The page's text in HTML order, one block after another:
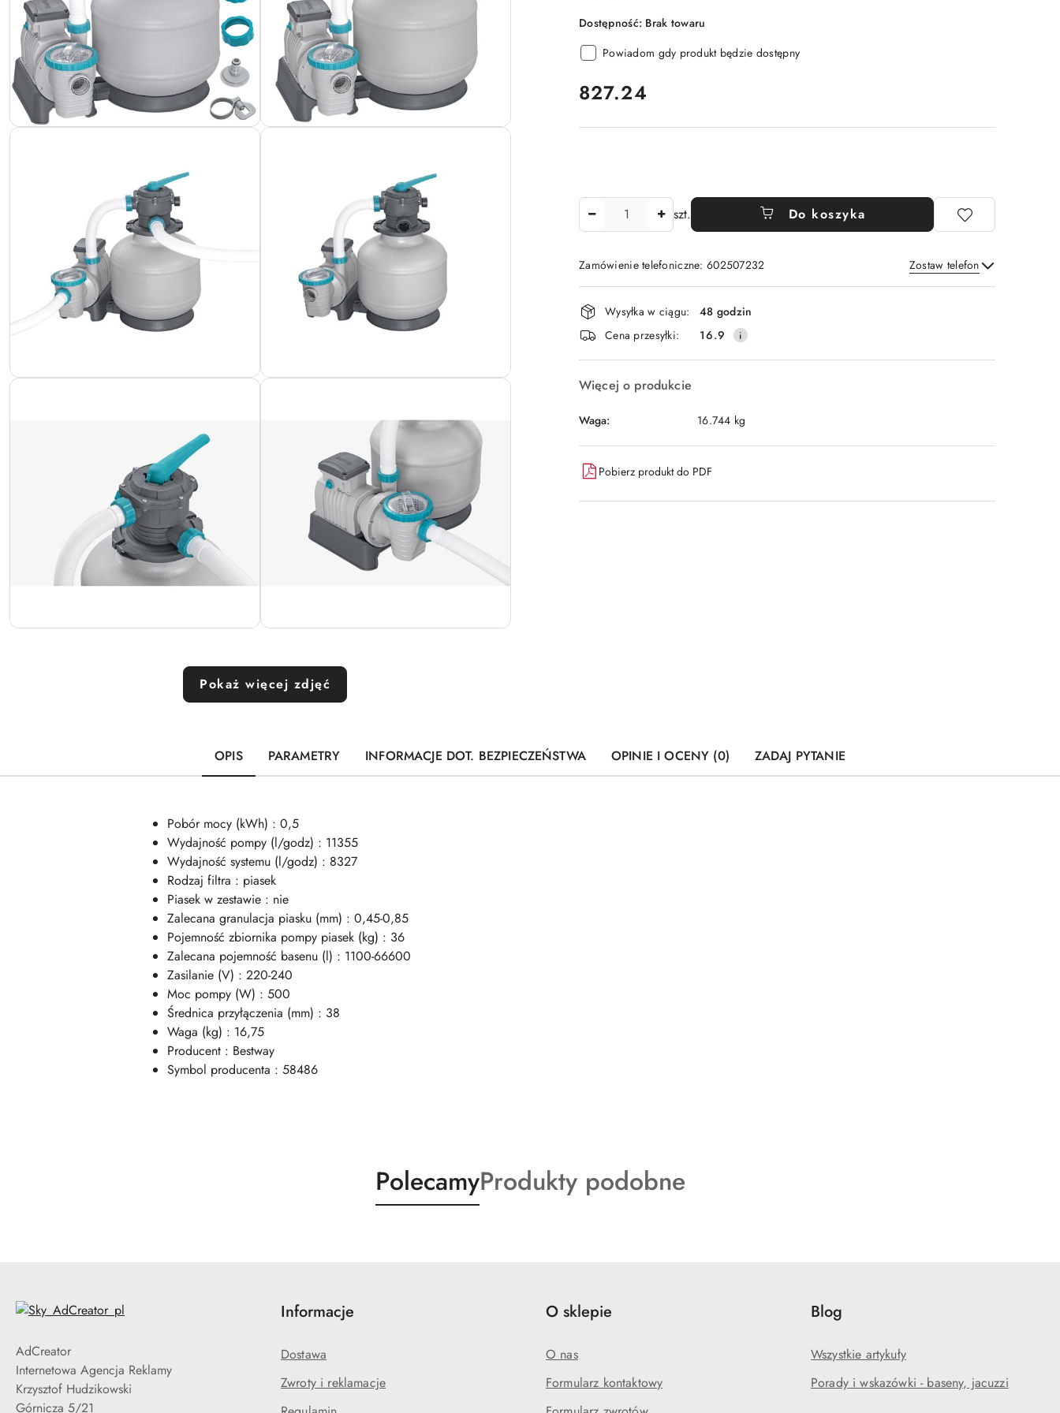
Pokaż więcej zdjęć
Dostępność: Brak towaru
Powiadom gdy produkt będzie dostępny
cena:
827.24
szt. Do koszyka
Zamówienie telefoniczne: 602507232 Zostaw telefon
Wyślij
Dostępność
i
dostawa
Wysyłka w ciągu:
48 godzin
Cena przesyłki:
16.9
Więcej o produkcie
Waga: 16.744 kg
Pobierz produkt do PDF
OPIS PARAMETRY INFORMACJE DOT. BEZPIECZEŃSTWA OPINIE I OCENY (0) ZADAJ PYTANIE
Pobór mocy (kWh) : 0,5
Wydajność pompy (l/godz) : 11355
Wydajność systemu (l/godz) : 8327
Rodzaj filtra : piasek
Piasek w zestawie : nie
Zalecana granulacja piasku (mm) : 0,45-0,85
Pojemność zbiornika pompy piasek (kg) : 36
Zalecana pojemność basenu (l) : 1100-66600
Zasilanie (V) : 220-240
Moc pompy (W) : 500
Średnica przyłączenia (mm) : 38
Waga (kg) : 16,75
Producent : Bestway
Symbol producenta : 58486
Produkty
o
PolecamyProdukty
o
Produkty podobne
AdCreator
Internetowa Agencja Reklamy
Krzysztof Hudzikowski
Górnicza 5/21
Informacje
Dostawa
Zwroty i reklamacje
O sklepie
O nas
Formularz kontaktowy
Blog
Wszystkie artykuły
Porady i wskazówki - baseny, jacuzzi